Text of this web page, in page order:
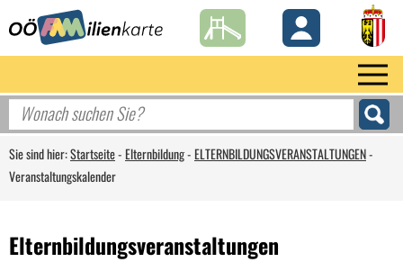
Sie sind hier:Startseite-Elternbildung-ELTERNBILDUNGSVERANSTALTUNGEN-
Veranstaltungskalender
Elternbildungsveranstaltungen